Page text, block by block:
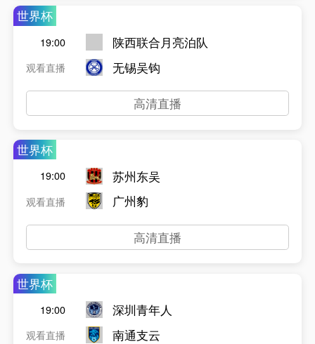
世界杯
19:00
观看直播
陕西联合月亮泊队
无锡吴钩
高清直播
世界杯
19:00
观看直播
苏州东吴
广州豹
高清直播
世界杯
19:00
观看直播
深圳青年人
南通支云